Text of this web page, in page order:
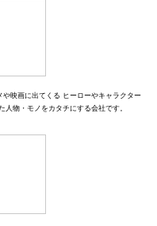
映画に出てくる ヒーローやキャラクター
物・モノをカタチにする会社です。